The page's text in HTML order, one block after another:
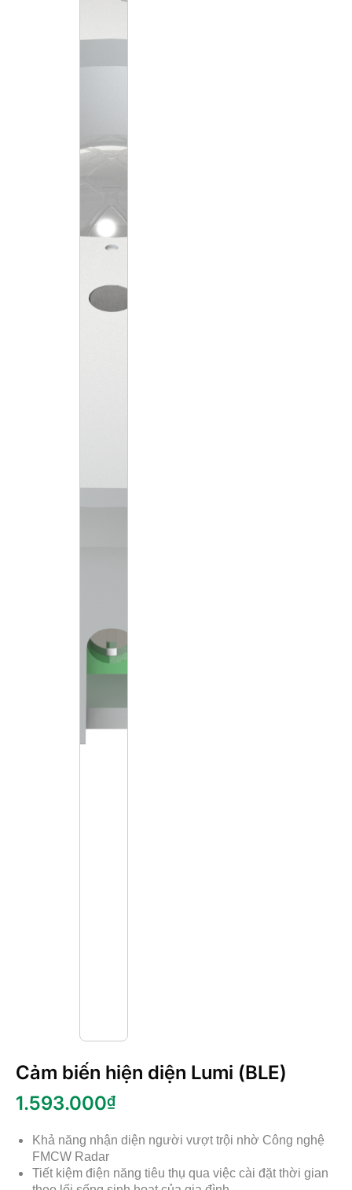
Cảm biến hiện diện Lumi (BLE)
1.593.000₫
Khả năng nhận diện người vượt trội nhờ Công nghệ
FMCW Radar
Tiết kiệm điện năng tiêu thụ qua việc cài đặt thời gian